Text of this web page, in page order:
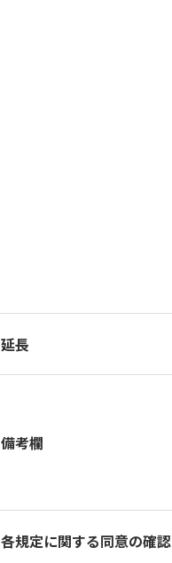
延長
備考欄
各規定に関する同意の確認